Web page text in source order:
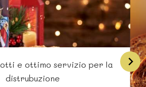
e ottimo servizio per la
distrubuzione